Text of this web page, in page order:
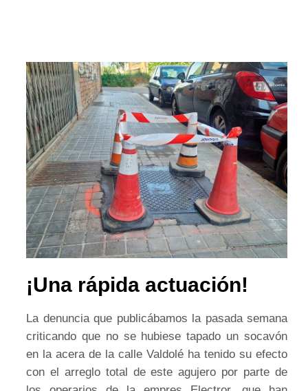
¡Una rápida actuación!
La denuncia que publicábamos la pasada semana
criticando que no se hubiese tapado un socavón
en la acera de la calle Valdolé ha tenido su efecto
con el arreglo total de este agujero por parte de